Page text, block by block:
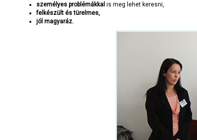
személyes problémákkal is meg lehet keresni,
felkészült és türelmes,
jól magyaráz.